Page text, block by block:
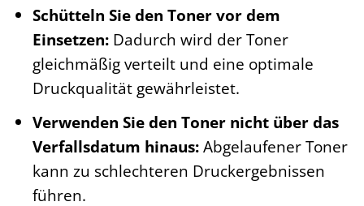
Schütteln Sie den Toner vor dem
Einsetzen:Dadurch wird der Toner
gleichmäßig verteilt und eine optimale
Druckqualität gewährleistet.
Verwenden Sie den Toner nicht über das
Verfallsdatum hinaus:Abgelaufener Toner
kann zu schlechteren Druckergebnissen
führen.